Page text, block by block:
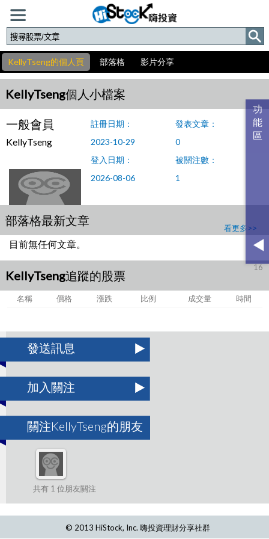
KellyTseng的個人頁 部落格 影片分享
KellyTseng個人小檔案
一般會員
KellyTseng
註冊日期：
2023-10-29
登入日期：
2026-08-06
發表文章：
0
被關注數：
1
部落格最新文章
看更多>>
目前無任何文章。
KellyTseng追蹤的股票
16
名稱 價格 漲跌 比例 成交量 時間
發送訊息
加入關注
關注KellyTseng的朋友
共有 1 位朋友關注
© 2013 HiStock, Inc. 嗨投資理財分享社群